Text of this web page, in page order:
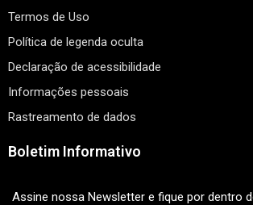
Termos de Uso
Política de legenda oculta
Declaração de acessibilidade
Informações pessoais
Rastreamento de dados
Boletim Informativo
Assine nossa Newsletter e fique por dentro